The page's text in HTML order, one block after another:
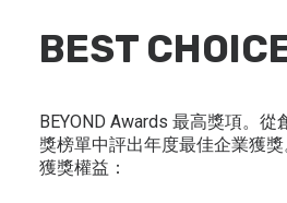
BEST
BEYOND Awards 最高獎項。
獎榜單中評出年度最佳企業獲獎
獲獎權益：